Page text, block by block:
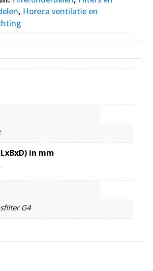
, Horeca ventilatie en
in mm
G4